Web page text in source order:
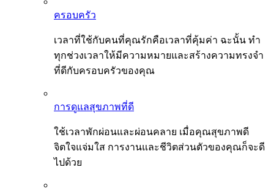
ครอบครัว
เวลาที่ใช้กับคนที่คุณรักคือเวลาที่คุ้มค่า ฉะนั้น ทำ
ทุกช่วงเวลาให้มีความหมายและสร้างความทรงจำ
ที่ดีกับครอบครัวของคุณ
การดูแลสุขภาพที่ดี
ใช้เวลาพักผ่อนและผ่อนคลาย เมื่อคุณสุขภาพดี
จิตใจแจ่มใส การงานและชีวิตส่วนตัวของคุณก็จะดี
ไปด้วย